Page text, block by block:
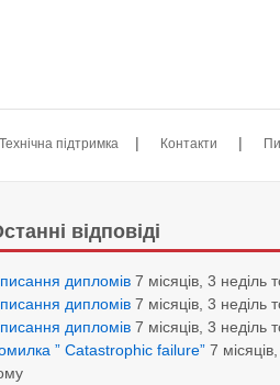
Технічна підтримка | Контакти |
відповіді
дипломів 7 місяців, 3 неділь
дипломів 7 місяців, 3 неділь
дипломів 7 місяців, 3 неділь
” Catastrophic failure” 7